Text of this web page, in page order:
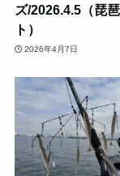
ズ/2026.4.5（琵
ト）
2026年4月7日